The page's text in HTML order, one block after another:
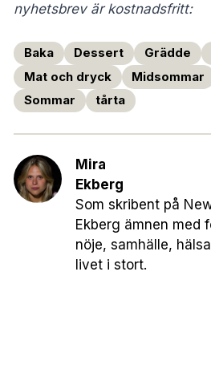
nyhetsbrev är kostnadsfritt:
Baka Dessert Grädde
Mat och dryck
Midsommar
Sommar
tårta
Mira
Ekberg
Som skribent på
Ekberg ämnen med
nöje, samhälle,
livet i stort.